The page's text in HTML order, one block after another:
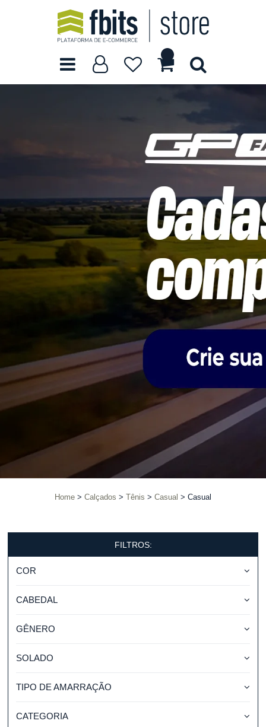
Home Calçados Tênis Casual Casual
FILTROS:
COR
CABEDAL
GÊNERO
SOLADO
TIPO DE AMARRAÇÃO
CATEGORIA